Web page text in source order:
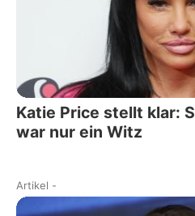
Katie Price stellt klar:
war nur ein Witz
Artikel -